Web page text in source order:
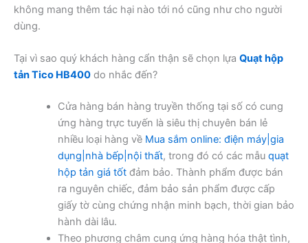
không mang thêm tác hại nào tới nó cũng như cho người
dùng.
Tại vì sao quý khách hàng cẩn thận sẽ chọn lựa Quạt hộp
tản Tico HB400 do nhắc đến?
Cửa hàng bán hàng truyền thống tại số có cung
ứng hàng trực tuyến là siêu thị chuyên bán lẻ
nhiều loại hàng về Mua sắm online: điện máy|gia
dụng|nhà bếp|nội thất, trong đó có các mẫu quạt
hộp tản giá tốtđảm bảo. Thành phẩm được bán
ra nguyên chiếc, đảm bảo sản phẩm được cấp
giấy tờ cùng chứng nhận minh bạch, thời gian bảo
hành dài lâu.
Theo phương châm cung ứng hàng hóa thật tình,